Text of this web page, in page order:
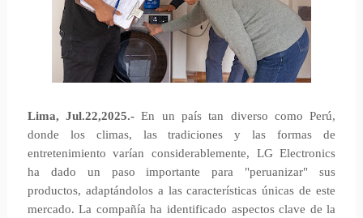
Lima, Jul.22,2025.- En un país tan diverso como Perú,
donde los climas, las tradiciones y las formas de
entretenimiento varían considerablemente, LG Electronics
ha dado un paso importante para "peruanizar" sus
productos, adaptándolos a las características únicas de este
mercado. La compañía ha identificado aspectos clave de la